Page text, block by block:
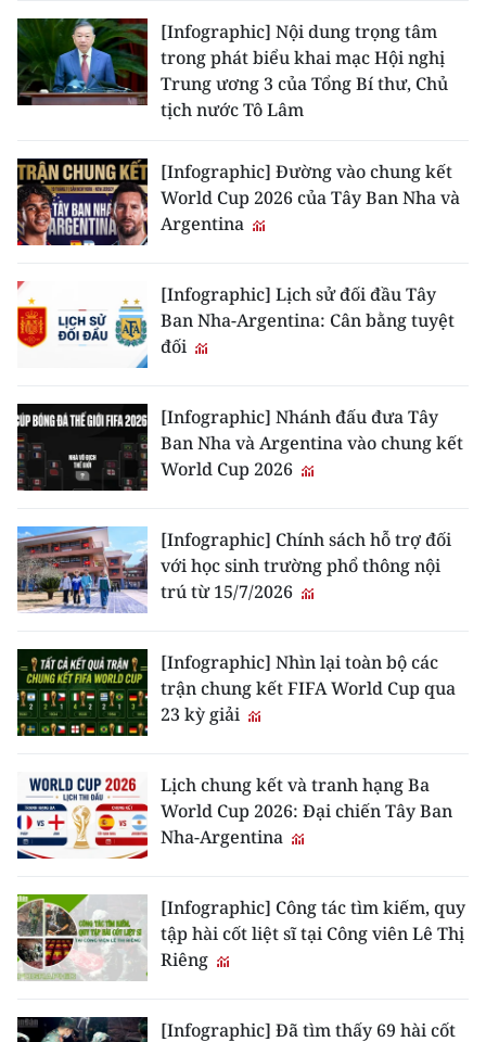
[Infographic] Nội dung trọng tâm
trong phát biểu khai mạc Hội nghị
Trung ương 3 của Tổng Bí thư, Chủ
tịch nước Tô Lâm
[Infographic] Đường vào chung kết
World Cup 2026 của Tây Ban Nha và
Argentina
[Infographic] Lịch sử đối đầu Tây
Ban Nha-Argentina: Cân bằng tuyệt
đối
[Infographic] Nhánh đấu đưa Tây
Ban Nha và Argentina vào chung kết
World Cup 2026
[Infographic] Chính sách hỗ trợ đối
với học sinh trường phổ thông nội
trú từ 15/7/2026
[Infographic] Nhìn lại toàn bộ các
trận chung kết FIFA World Cup qua
23 kỳ giải
Lịch chung kết và tranh hạng Ba
World Cup 2026: Đại chiến Tây Ban
Nha-Argentina
[Infographic] Công tác tìm kiếm, quy
tập hài cốt liệt sĩ tại Công viên Lê Thị
Riêng
[Infographic] Đã tìm thấy 69 hài cốt